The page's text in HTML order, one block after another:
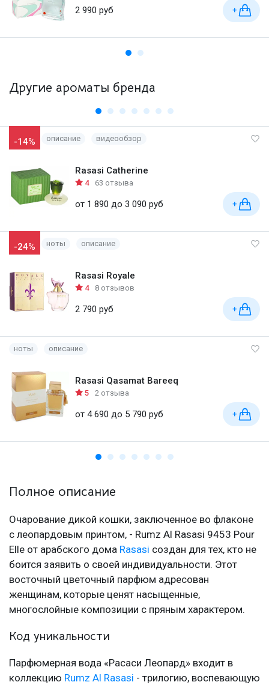
2 990 руб +
Другие ароматы бренда
-14% описание видеообзор
Rasasi Catherine
4 63 отзыва
от 1 890 до 3 090 руб +
-24% ноты описание
Rasasi Royale
4 8 отзывов
2 790 руб +
ноты описание
Rasasi Qasamat Bareeq
5 2 отзыва
от 4 690 до 5 790 руб +
Полное описание
Очарование дикой кошки, заключенное во флаконе
с леопардовым принтом, - Rumz Al Rasasi 9453 Pour
Elle от арабского дома Rasasi создан для тех, кто не
боится заявить о своей индивидуальности. Этот
восточный цветочный парфюм адресован
женщинам, которые ценят насыщенные,
многослойные композиции с пряным характером.
Код уникальности
Парфюмерная вода «Расаси Леопард» входит в
коллекцию Rumz Al Rasasi - трилогию, воспевающую